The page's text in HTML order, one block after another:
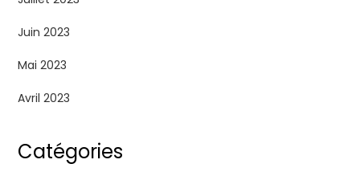
Juin 2023
Mai 2023
Avril 2023
Catégories